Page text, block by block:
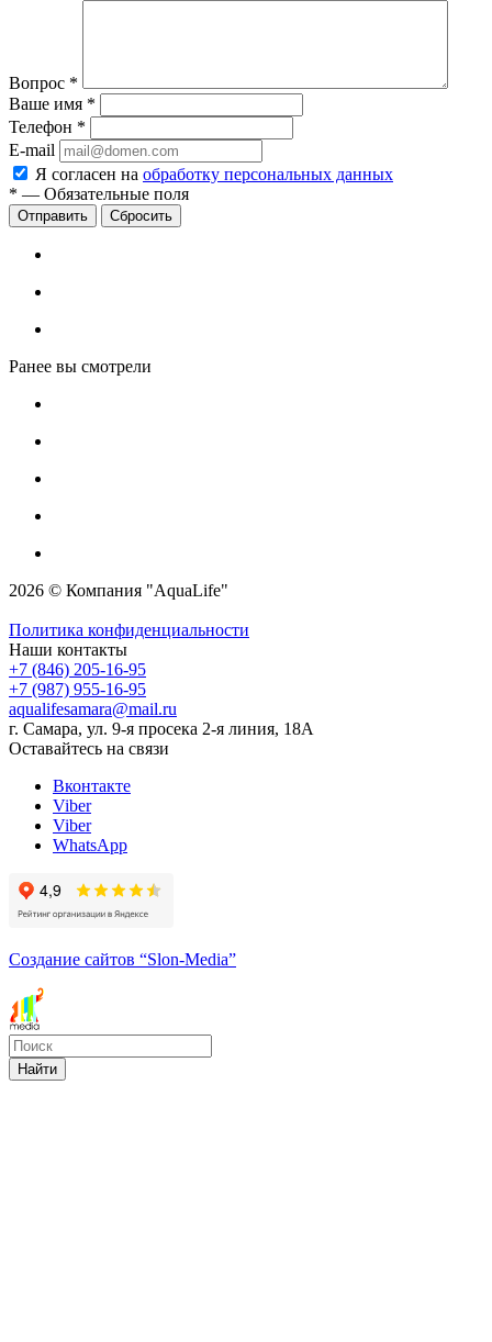
Вопрос *
Ваше имя *
Телефон *
E-mail
Я согласен на обработку персональных данных
* — Обязательные поля
Сбросить
Ранее вы смотрели
2026 © Компания "AquaLife"
Политика конфиденциальности
Наши контакты
+7 (846) 205-16-95
+7 (987) 955-16-95
aqualifesamara@mail.ru
г. Самара, ул. 9-я просека 2-я линия, 18А
Оставайтесь на связи
Вконтакте
Viber
Viber
WhatsApp
Создание сайтов “Slon-Media”
Найти